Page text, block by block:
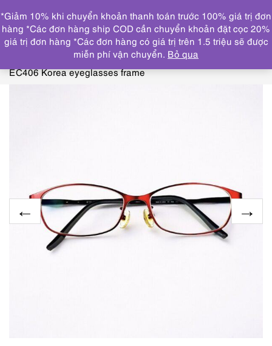
DANH MỤC
Trang chủ KÍNH MẮT
GỌNG KÍNH CŨ/ĐÃ SỬ
0673-Gọng kính nữ-Khá mới-EYES CLOUD
EC406 Korea eyeglasses frame
*Giảm 10% khi chuyển khoản thanh toán trước 100% giá trị đơn
hàng *Các đơn hàng ship COD cần chuyển khoản đặt cọc 20%
giá trị đơn hàng *Các đơn hàng có giá trị trên 1.5 triệu sẽ được
miễn phí vận chuyển. Bỏ qua